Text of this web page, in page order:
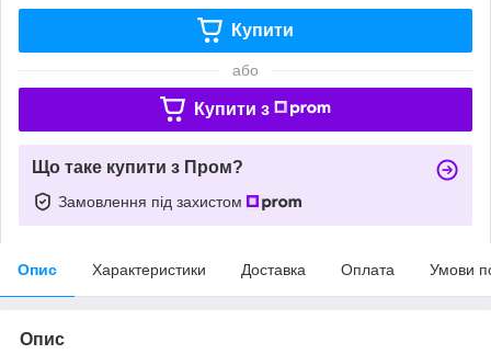
Купити
або
Купити з
Що таке купити з Пром?
Замовлення під захистом
Опис Характеристики Доставка Оплата Умови
Опис